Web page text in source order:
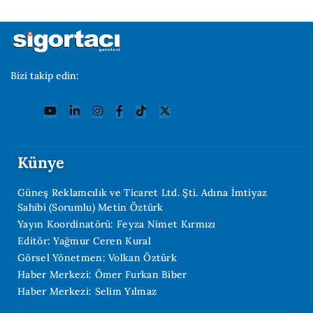
Bizi takip edin:
Künye
Güneş Reklamcılık ve Ticaret Ltd. Şti. Adına İmtiyaz
Sahibi (Sorumlu) Metin Öztürk
Yayın Koordinatörü: Feyza Nimet Kırmızı
Editör: Yağmur Ceren Kural
Görsel Yönetmen: Volkan Öztürk
Haber Merkezi: Ömer Furkan Biber
Haber Merkezi: Selim Yılmaz